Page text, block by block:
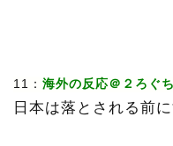
11： 海外の反応＠２ろぐ
日本は落とされる前